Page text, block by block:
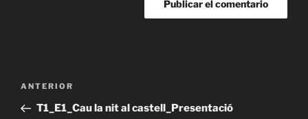
Navegación
Entrada
anterior:
ANTERIOR
T1_E1_Cau la nit al castell_Presentació